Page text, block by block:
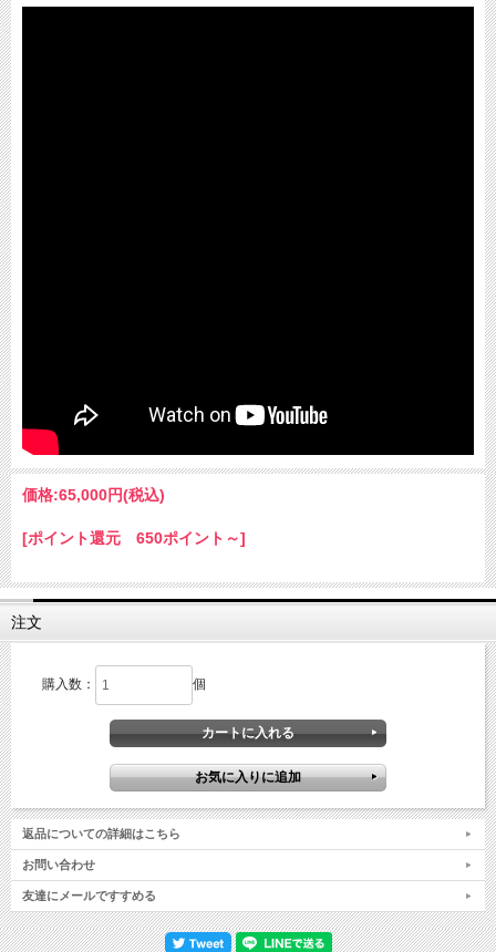
価格:65,000円(税込)
[ポイント還元 650ポイント～]
注文
購入数： 個
返品についての詳細はこちら
お問い合わせ
友達にメールですすめる